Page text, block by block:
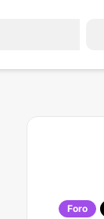
Foro